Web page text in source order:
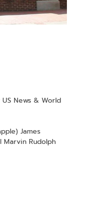
News & World
James
Marvin Rudolph